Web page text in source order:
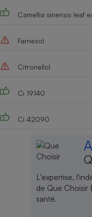
Camellia sinensis leaf
Farnesol
Citronellol
Ci 19140
Ci 42090
L'expertise,
de Que Choisir
santé.